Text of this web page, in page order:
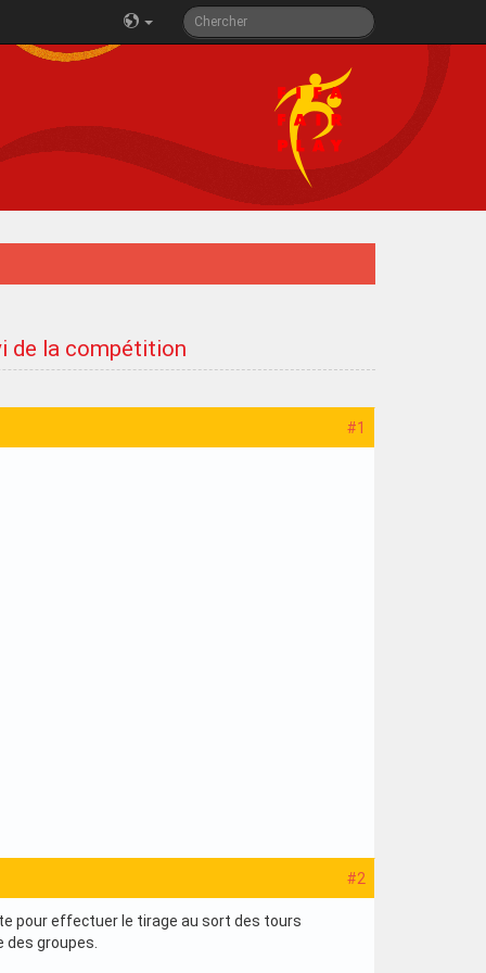
de la compétition
#1
#2
pour effectuer le tirage au sort des tours
des groupes.